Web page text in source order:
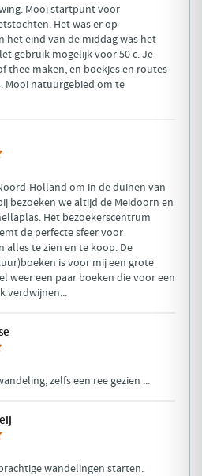
Mooi startpunt voor
Het was er op
het eind van de middag was het
gebruik mogelijk voor 50 c. Je
thee maken, en boekjes en routes
Mooi natuurgebied om te
Holland om in de duinen van
bezoeken we altijd de Meidoorn en
Het bezoekerscentrum
de perfecte sfeer voor
alles te zien en te koop. De
is voor mij een grote
weer een paar boeken die voor een
verdwijnen...
zelfs een ree gezien ...
wandelingen starten.